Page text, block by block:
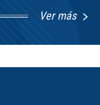
Ver más